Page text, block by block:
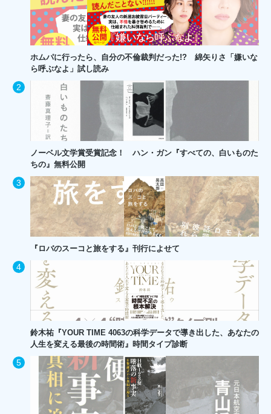
ホムパに行ったら、自分の不倫裁判だった!? 綿矢りさ「嫌いな
ら呼ぶなよ」試し読み
ノーベル文学賞受賞記念！ ハン・ガン『すべての、白いものた
ちの』無料公開
『ロバのスーコと旅をする』刊行によせて
鈴木祐『YOUR TIME 4063の科学データで導き出した、あなたの
人生を変える最後の時間術』時間タイプ診断